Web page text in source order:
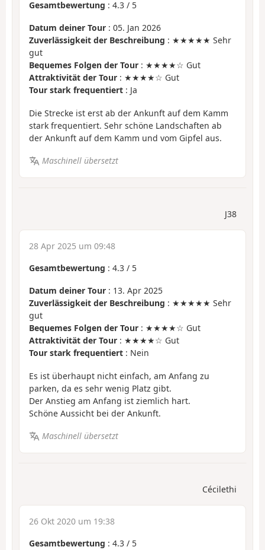
Gesamtbewertung : 4.3 / 5
Datum deiner Tour : 05. Jan 2026
Zuverlässigkeit der Beschreibung : ★★★★★ Sehr
gut
Bequemes Folgen der Tour : ★★★★☆ Gut
Attraktivität der Tour : ★★★★☆ Gut
Tour stark frequentiert : Ja
Die Strecke ist erst ab der Ankunft auf dem Kamm
stark frequentiert. Sehr schöne Landschaften ab
der Ankunft auf dem Kamm und vom Gipfel aus.
Maschinell übersetzt
J38
28 Apr 2025 um 09:48
Gesamtbewertung : 4.3 / 5
Datum deiner Tour : 13. Apr 2025
Zuverlässigkeit der Beschreibung : ★★★★★ Sehr
gut
Bequemes Folgen der Tour : ★★★★☆ Gut
Attraktivität der Tour : ★★★★☆ Gut
Tour stark frequentiert : Nein
Es ist überhaupt nicht einfach, am Anfang zu
parken, da es sehr wenig Platz gibt.
Der Anstieg am Anfang ist ziemlich hart.
Schöne Aussicht bei der Ankunft.
Maschinell übersetzt
Cécilethi
26 Okt 2020 um 19:38
Gesamtbewertung : 4.3 / 5